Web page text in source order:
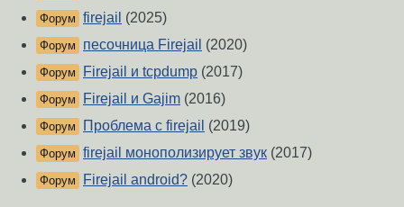
Форум firejail (2025)
Форум песочница Firejail (2020)
Форум Firejail и tcpdump (2017)
Форум Firejail и Gajim (2016)
Форум Проблема с firejail (2019)
Форум firejail монополизирует звук (2017)
Форум Firejail android? (2020)